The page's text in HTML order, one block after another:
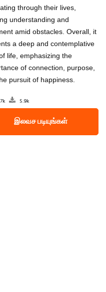
through their lives,
understanding and
amid obstacles. Overall, it
a deep and contemplative
life, emphasizing the
of connection, purpose,
pursuit of happiness.
5.9k
இலவச படியுங்கள்